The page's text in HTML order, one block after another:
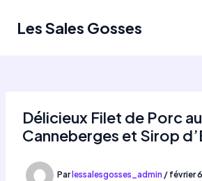
Les Sales Gosses
Délicieux Filet de Porc
Canneberges et Sirop
Par lessalesgosses_admin / février